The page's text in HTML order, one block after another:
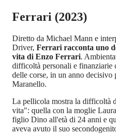
Ferrari (2023)
Diretto da Michael Mann e
Driver, Ferrari racconta uno
vita di Enzo Ferrari.
difficoltà personali e finanziarie
delle corse, in un anno
Maranello.
La pellicola mostra la difficoltà
vita": quella con la moglie
figlio Dino all'età di 24 anni e
aveva avuto il suo